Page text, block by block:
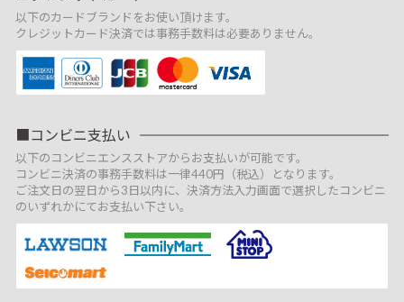
以下のカードブランドをお使い頂けます。
クレジットカード決済では事務手数料は必要ありません。
コンビニ支払い
以下のコンビニエンスストアからお支払いが可能です。
コンビニ決済の事務手数料は一律440円（税込）となります。
ご注文日の翌日から3日以内に、決済方法入力画面で選択したコンビニ
のいずれかにてお支払い下さい。